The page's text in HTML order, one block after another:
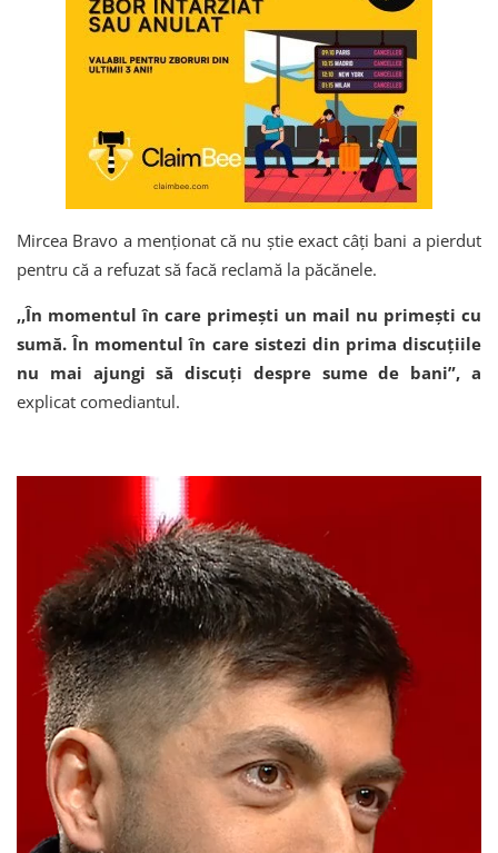
Mircea Bravo a menționat că nu știe exact câți bani a pierdut
pentru că a refuzat să facă reclamă la păcănele.
,,În momentul în care primești un mail nu primești cu
sumă. În momentul în care sistezi din prima discuțiile
nu mai ajungi să discuți despre sume de bani”, a
explicat comediantul.